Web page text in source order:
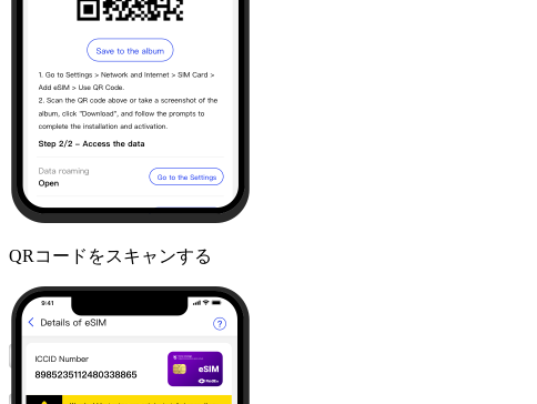
QRコードをスキャンする